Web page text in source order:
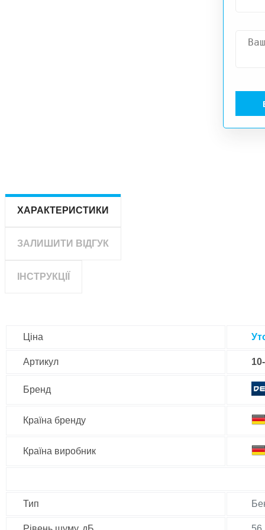
ХАРАКТЕРИСТИКИ
ЗАЛИШИТИ ВІДГУК
ІНСТРУКЦІЇ
Ціна
Артикул
Бренд
Країна бренду
Країна виробник
Тип